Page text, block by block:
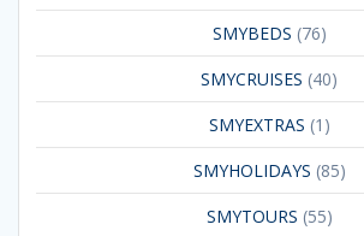
SMYBEDS (76)
SMYCRUISES (40)
SMYEXTRAS (1)
SMYHOLIDAYS (85)
SMYTOURS (55)